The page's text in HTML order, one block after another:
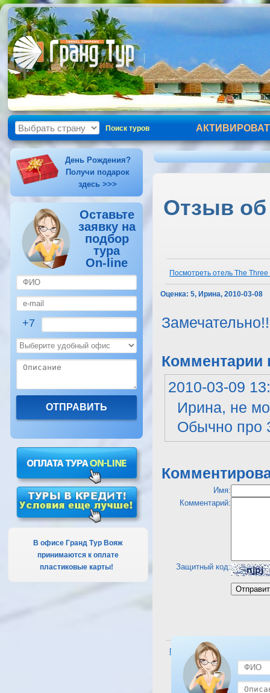
Поиск туров
День Рождения?
Получи подарок
здесь >>>
Оставьте
заявку на
подбор
тура
On-line
+7
В офисе Гранд Тур Вояж
принимаются к оплате
пластиковые карты!
Отзыв об
Посмотреть отель The
Оценка: 5, Ирина, 2010-03-08
Комментарии
2010-03-09
Ирина, не
Обычно про
Имя:
Комментарий:
Защитный код:
Посмотреть отель The